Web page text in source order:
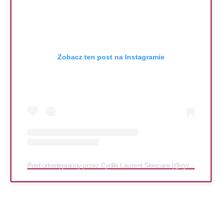
Zobacz ten post na Instagramie
Post udostępniony przez Cyrille Laurent Skincare (@cyrille_laurent_skincare)